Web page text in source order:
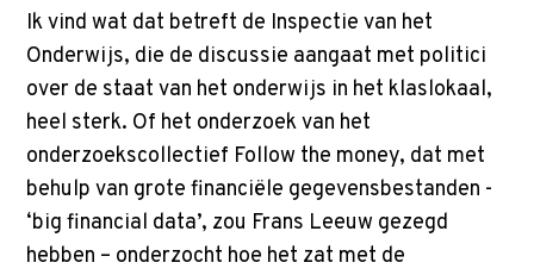
Ik vind wat dat betreft de Inspectie van het
Onderwijs, die de discussie aangaat met politici
over de staat van het onderwijs in het klaslokaal,
heel sterk. Of het onderzoek van het
onderzoekscollectief Follow the money, dat met
behulp van grote financiële gegevensbestanden -
‘big financial data’, zou Frans Leeuw gezegd
hebben – onderzocht hoe het zat met de